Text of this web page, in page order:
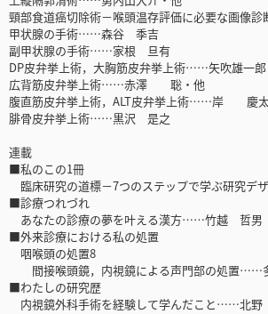
頸部食道癌切除術－喉頭温存評価に必要な画
甲状腺の手術……森谷 季吉
副甲状腺の手術……家根 旦有
DP皮弁挙上術，大胸筋皮弁挙上術……矢吹雄一郎
広背筋皮弁挙上術……赤澤 聡・他
腹直筋皮弁挙上術，ALT皮弁挙上術……岸 慶
腓骨皮弁挙上術……黒沢 是之
連載
■私のこの1冊
臨床研究の道標－7つのステップで学ぶ研究
■診療つれづれ
あなたの診療の夢を叶える漢方……竹越 哲男
■外来診療における私の処置
咽喉頭の処置8
間接喉頭鏡，内視鏡による声門部の処置
■わたしの研究歴
内視鏡外科手術を経験して学んだこと……北